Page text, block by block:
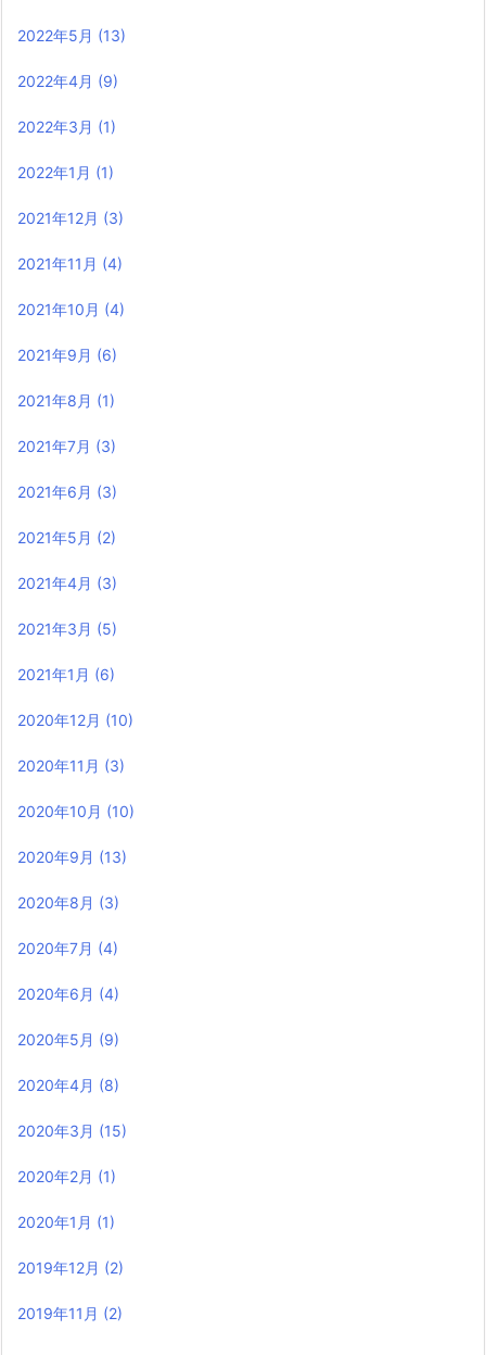
2022年5月 (13)
2022年4月 (9)
2022年3月 (1)
2022年1月 (1)
2021年12月 (3)
2021年11月 (4)
2021年10月 (4)
2021年9月 (6)
2021年8月 (1)
2021年7月 (3)
2021年6月 (3)
2021年5月 (2)
2021年4月 (3)
2021年3月 (5)
2021年1月 (6)
2020年12月 (10)
2020年11月 (3)
2020年10月 (10)
2020年9月 (13)
2020年8月 (3)
2020年7月 (4)
2020年6月 (4)
2020年5月 (9)
2020年4月 (8)
2020年3月 (15)
2020年2月 (1)
2020年1月 (1)
2019年12月 (2)
2019年11月 (2)